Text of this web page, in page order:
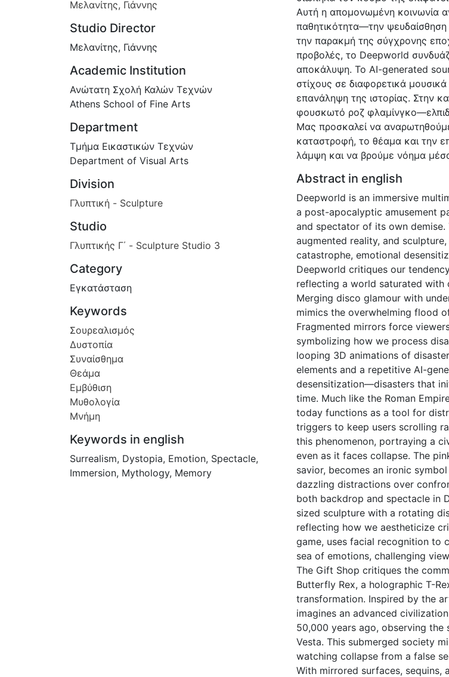
Μελανίτης, Γιάννης
Studio Director
Μελανίτης, Γιάννης
Academic Institution
Ανώτατη Σχολή Καλών Τεχνών
Athens School of Fine Arts
Department
Τμήμα Εικαστικών Τεχνών
Department of Visual Arts
Division
Γλυπτική - Sculpture
Studio
Γλυπτικής Γ΄ - Sculpture Studio 3
Category
Εγκατάσταση
Keywords
Σουρεαλισμός
Δυστοπία
Συναίσθημα
Θεάμα
Εμβύθιση
Μυθολογία
Μνήμη
Keywords in english
Surrealism, Dystopia, Emotion, Spectacle,
Immersion, Mythology, Memory
Αυτή η απομονωμένη κοινωνία
παθητικότητα—την
την παρακμή της σύγχρονης
προβολές, το Deepworld
αποκάλυψη. Το AI-generated
στίχους σε διαφορετικά
επανάληψη της ιστορίας. Στην
φουσκωτό ροζ
Μας προσκαλεί να
καταστροφή, το θέαμα και την
λάμψη και να βρούμε νόημα
Abstract in english
Deepworld is an immersive
a post-apocalyptic amusement
and spectator of its own demise.
augmented reality, and
catastrophe, emotional
Deepworld critiques our
reflecting a world saturated with
Merging disco glamour with
mimics the overwhelming flood
Fragmented mirrors force
symbolizing how we process
looping 3D animations of
elements and a repetitive AI-
desensitization—disasters that
time. Much like the Roman
today functions as a tool for
triggers to keep users scrolling
this phenomenon, portraying a
even as it faces collapse. The
savior, becomes an ironic
dazzling distractions over
both backdrop and spectacle in
sized sculpture with a rotating
reflecting how we aestheticize
game, uses facial recognition to
sea of emotions, challenging
The Gift Shop critiques the
Butterfly Rex, a holographic T-
transformation. Inspired by the
imagines an advanced
50,000 years ago, observing
Vesta. This submerged society
watching collapse from a false
With mirrored surfaces, sequins,